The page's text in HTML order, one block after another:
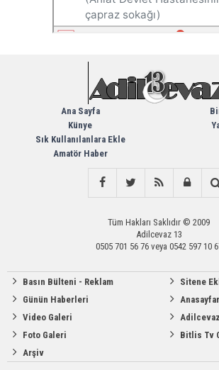
Ana Sayfa
Künye
Sık Kullanılanlara Ekle
Amatör Haber
Tüm Hakları Saklıdır © 2009
Adilcevaz 13
0505 701 56 76 veya 0542 597 10
Basın Bülteni - Reklam
Günün Haberleri
Video Galeri
Foto Galeri
Arşiv
Sitene
Bitlis Tv